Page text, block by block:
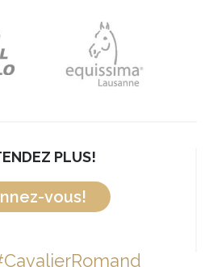
PLUS!
vous!